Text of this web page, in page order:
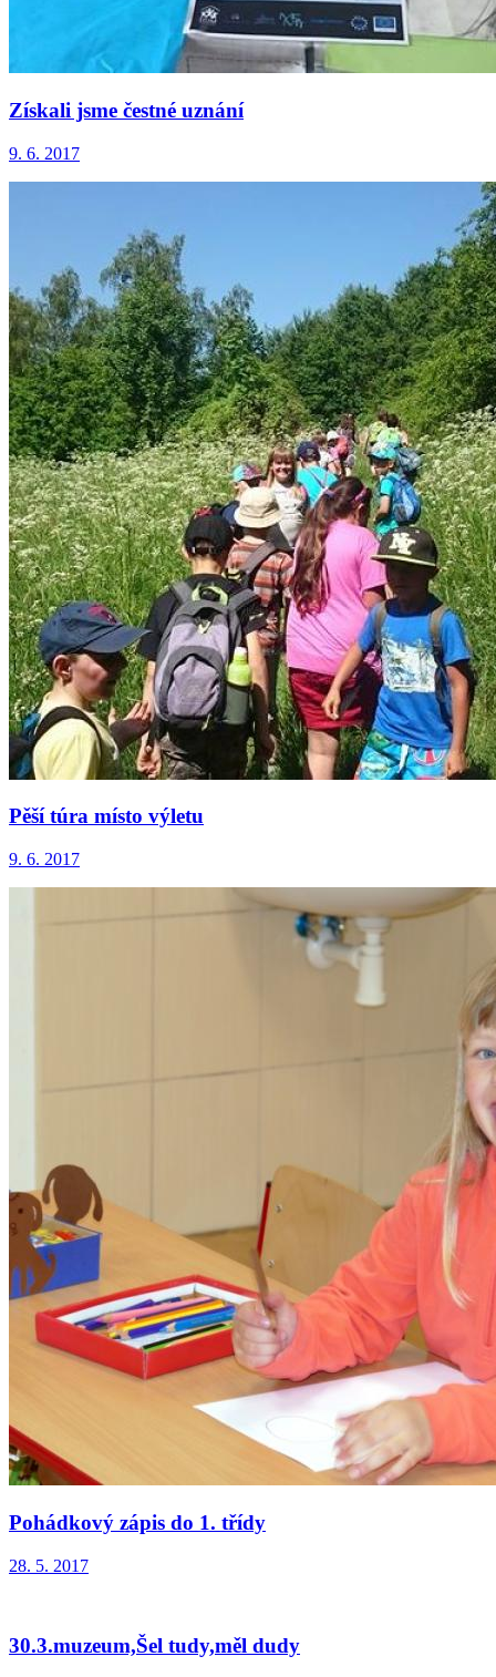
Získali jsme čestné uznání
9. 6. 2017
Pěší túra místo výletu
9. 6. 2017
Pohádkový zápis do 1. třídy
28. 5. 2017
30.3.muzeum,Šel tudy,měl dudy